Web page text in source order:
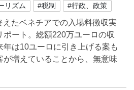
リズム #税制 #行政、政策
たベネチアでの入場料徴収実
ート。総額220万ユーロの収
年は10ユーロに引き上げる案も
増えていることから、無意味